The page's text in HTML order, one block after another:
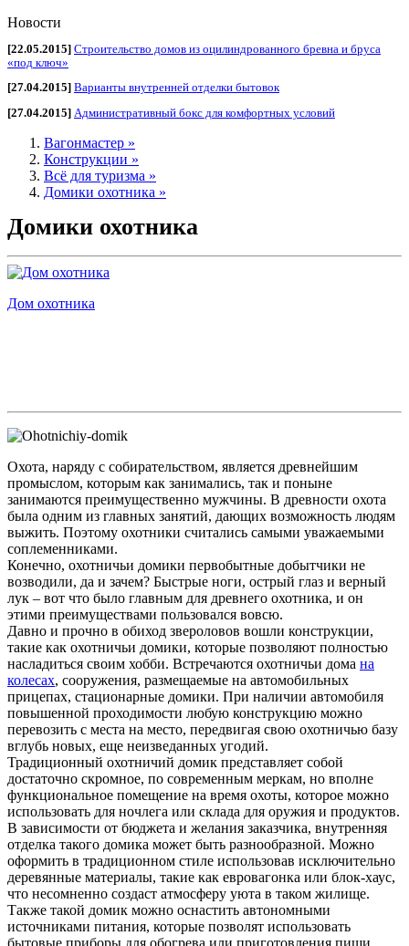
Новости
[22.05.2015] Строительство домов из оцилиндрованного бревна и бруса
«под ключ»
[27.04.2015] Варианты внутренней отделки бытовок
[27.04.2015] Административный бокс для комфортных условий
Вагонмастер »
Конструкции »
Всё для туризма »
Домики охотника »
Домики охотника
Дом охотника
Охота, наряду с собирательством, является древнейшим
промыслом, которым как занимались, так и поныне
занимаются преимущественно мужчины. В древности охота
была одним из главных занятий, дающих возможность людям
выжить. Поэтому охотники считались самыми уважаемыми
соплеменниками.
Конечно, охотничьи домики первобытные добытчики не
возводили, да и зачем? Быстрые ноги, острый глаз и верный
лук – вот что было главным для древнего охотника, и он
этими преимуществами пользовался вовсю.
Давно и прочно в обиход звероловов вошли конструкции,
такие как охотничьи домики, которые позволяют полностью
насладиться своим хобби. Встречаются охотничьи дома на
колесах, сооружения, размещаемые на автомобильных
прицепах, стационарные домики. При наличии автомобиля
повышенной проходимости любую конструкцию можно
перевозить с места на место, передвигая свою охотничью базу
вглубь новых, еще неизведанных угодий.
Традиционный охотничий домик представляет собой
достаточно скромное, по современным меркам, но вполне
функциональное помещение на время охоты, которое можно
использовать для ночлега или склада для оружия и продуктов.
В зависимости от бюджета и желания заказчика, внутренняя
отделка такого домика может быть разнообразной. Можно
оформить в традиционном стиле использовав исключительно
деревянные материалы, такие как евровагонка или блок-хаус,
что несомненно создаст атмосферу уюта в таком жилище.
Также такой домик можно оснастить автономными
источниками питания, которые позволят использовать